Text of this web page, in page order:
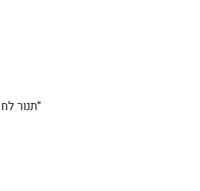
/ Products tagged “תנור לחצר”